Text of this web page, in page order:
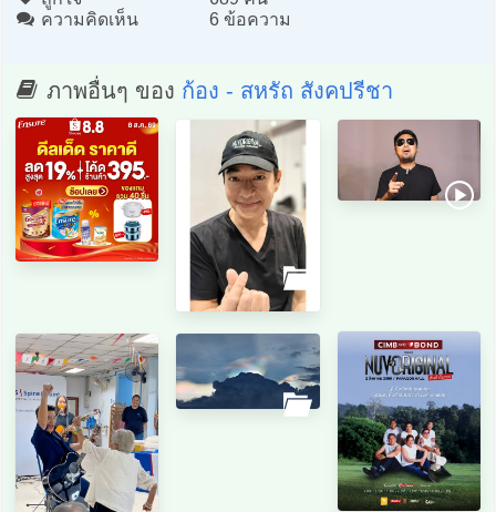
ความคิดเห็น
6 ข้อความ
ภาพอื่นๆ ของ ก้อง - สหรัถ สังคปรีชา